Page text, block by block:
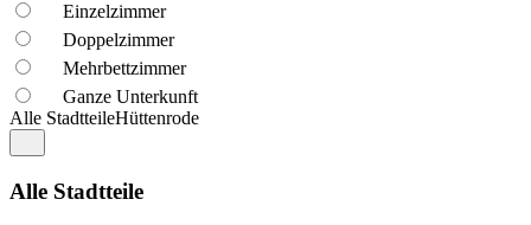
Einzelzimmer
Doppelzimmer
Mehrbettzimmer
Ganze Unterkunft
Alle StadtteileHüttenrode
Alle Stadtteile